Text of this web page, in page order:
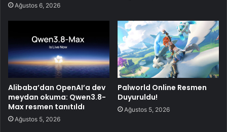
Ağustos 6, 2026
Alibaba’dan OpenAI’a dev
meydan okuma: Qwen3.8-
Max resmen tanıtıldı
Ağustos 5, 2026
Palworld Online Resmen
Duyuruldu!
Ağustos 5, 2026